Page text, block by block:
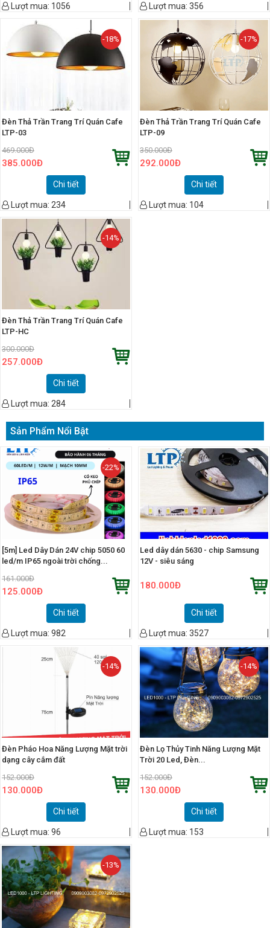
Lượt mua: 1056 Lượt mua: 356
-18%
Đèn Thả Trần Trang Trí Quán Cafe
LTP-03
469.000Đ
385.000Đ
Chi tiết
Lượt mua: 234
-17%
Đèn Thả Trần Trang Trí Quán Cafe
LTP-09
350.000Đ
292.000Đ
Chi tiết
Lượt mua: 104
-14%
Đèn Thả Trần Trang Trí Quán Cafe
LTP-HC
300.000Đ
257.000Đ
Chi tiết
Lượt mua: 284
Sản Phẩm Nổi Bật
-22%
[5m] Led Dây Dán 24V chip 5050 60
led/m IP65 ngoài trời chống...
161.000Đ
125.000Đ
Chi tiết
Lượt mua: 982
Led dây dán 5630 - chip Samsung
12V - siêu sáng
180.000Đ
Chi tiết
Lượt mua: 3527
-14%
Đèn Pháo Hoa Năng Lượng Mặt trời
dạng cây cắm đất
152.000Đ
130.000Đ
Chi tiết
Lượt mua: 96
-14%
Đèn Lọ Thủy Tinh Năng Lượng Mặt
Trời 20 Led, Đèn...
152.000Đ
130.000Đ
Chi tiết
Lượt mua: 153
-13%